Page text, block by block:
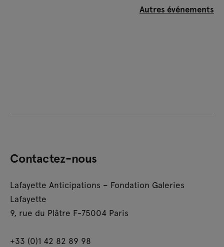
Autres événements
Contactez-nous
Lafayette Anticipations – Fondation Galeries
Lafayette
9, rue du Plâtre F-75004 Paris
+33 (0)1 42 82 89 98